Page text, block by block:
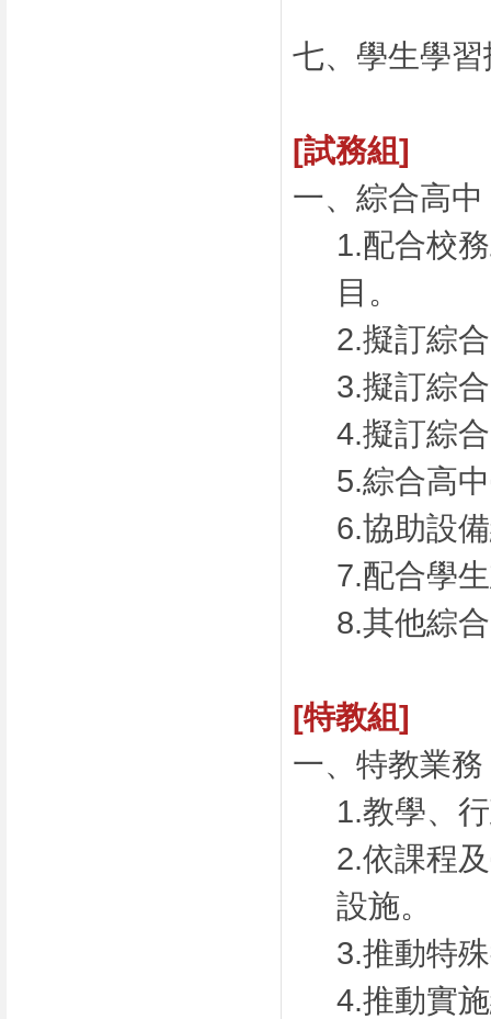
七、學生學
[試務組]
一、綜合高中
1.配合校
目。
2.擬訂綜
3.擬訂綜
4.擬訂綜
5.綜合高
6.協助設
7.配合學
8.其他綜
[特教組]
一、特教業務
1.教學、
2.依課程
設施。
3.推動特
4.推動實